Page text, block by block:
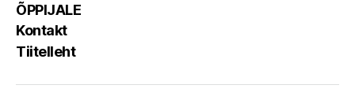
ÕPPIJALE
Kontakt
Tiitelleht